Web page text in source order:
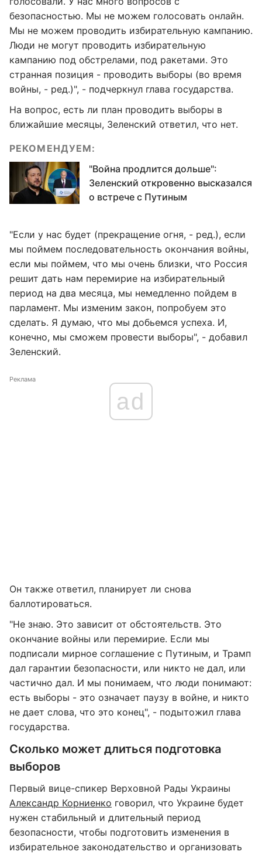
безопасностью. Мы не можем голосовать онлайн.
Мы не можем проводить избирательную кампанию.
Люди не могут проводить избирательную
кампанию под обстрелами, под ракетами. Это
странная позиция - проводить выборы (во время
войны, - ред.)", - подчеркнул глава государства.
На вопрос, есть ли план проводить выборы в
ближайшие месяцы, Зеленский ответил, что нет.
РЕКОМЕНДУЕМ:
"Война продлится дольше":
Зеленский откровенно высказался
о встрече с Путиным
"Если у нас будет (прекращение огня, - ред.), если
мы поймем последовательность окончания войны,
если мы поймем, что мы очень близки, что Россия
решит дать нам перемирие на избирательный
период на два месяца, мы немедленно пойдем в
парламент. Мы изменим закон, попробуем это
сделать. Я думаю, что мы добьемся успеха. И,
конечно, мы сможем провести выборы", - добавил
Зеленский.
Реклама
ad
Он также ответил, планирует ли снова
баллотироваться.
"Не знаю. Это зависит от обстоятельств. Это
окончание войны или перемирие. Если мы
подписали мирное соглашение с Путиным, и Трамп
дал гарантии безопасности, или никто не дал, или
частично дал. И мы понимаем, что люди понимают:
есть выборы - это означает паузу в войне, и никто
не дает слова, что это конец", - подытожил глава
государства.
Сколько может длиться подготовка
выборов
Первый вице-спикер Верховной Рады Украины
Александр Корниенко говорил, что Украине будет
нужен стабильный и длительный период
безопасности, чтобы подготовить изменения в
избирательное законодательство и организовать